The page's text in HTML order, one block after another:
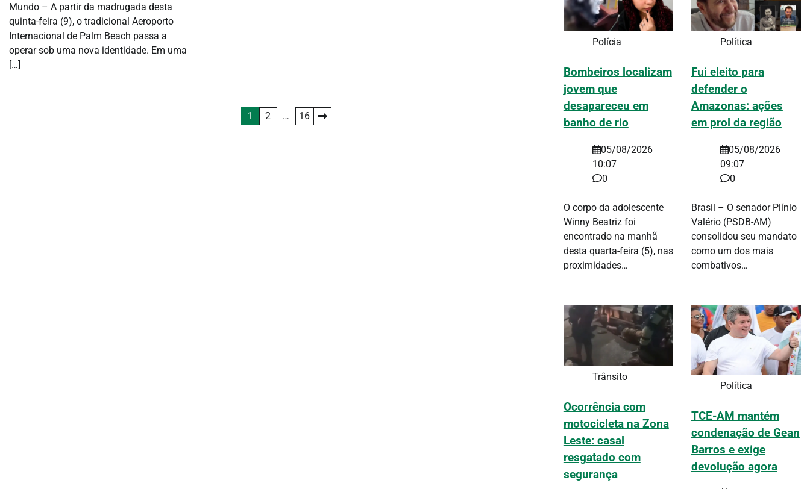
Mundo – A partir da madrugada desta
quinta-feira (9), o tradicional Aeroporto
Internacional de Palm Beach passa a
operar sob uma nova identidade. Em uma
[…]
1 2 … 16
Polícia
Bombeiros localizam
jovem que
desapareceu em
banho de rio
05/08/2026
10:07
0
O corpo da adolescente
Winny Beatriz foi
encontrado na manhã
desta quarta-feira (5), nas
proximidades…
Política
Fui eleito para
defender o
Amazonas: ações
em prol da região
05/08/2026
09:07
0
Brasil – O senador Plínio
Valério (PSDB-AM)
consolidou seu mandato
como um dos mais
combativos…
Trânsito
Ocorrência com
motocicleta na Zona
Leste: casal
resgatado com
segurança
Política
TCE-AM mantém
condenação de Gean
Barros e exige
devolução agora